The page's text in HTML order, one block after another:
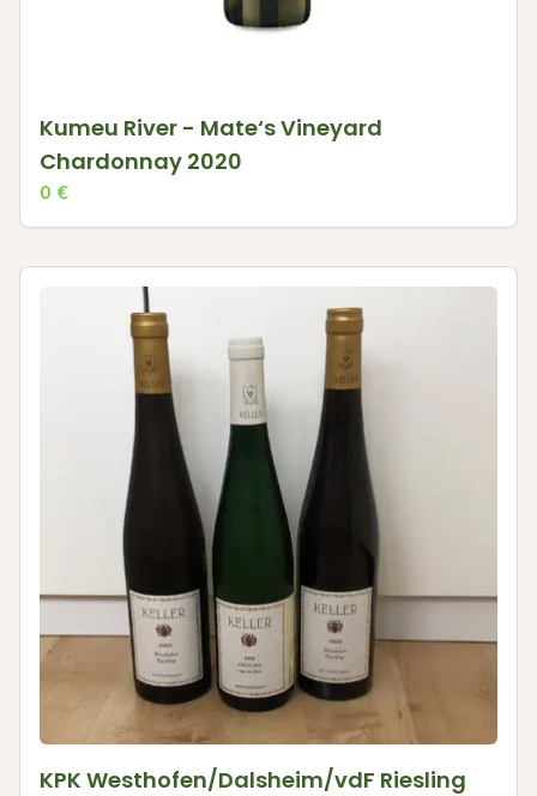
Kumeu River - Mate‘s Vineyard
Chardonnay 2020
0 €
KPK Westhofen/Dalsheim/vdF Riesling